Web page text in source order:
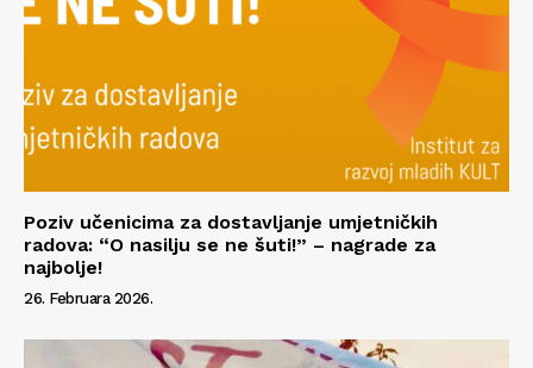
Poziv učenicima za dostavljanje umjetničkih
radova: “O nasilju se ne šuti!” – nagrade za
najbolje!
26. Februara 2026.